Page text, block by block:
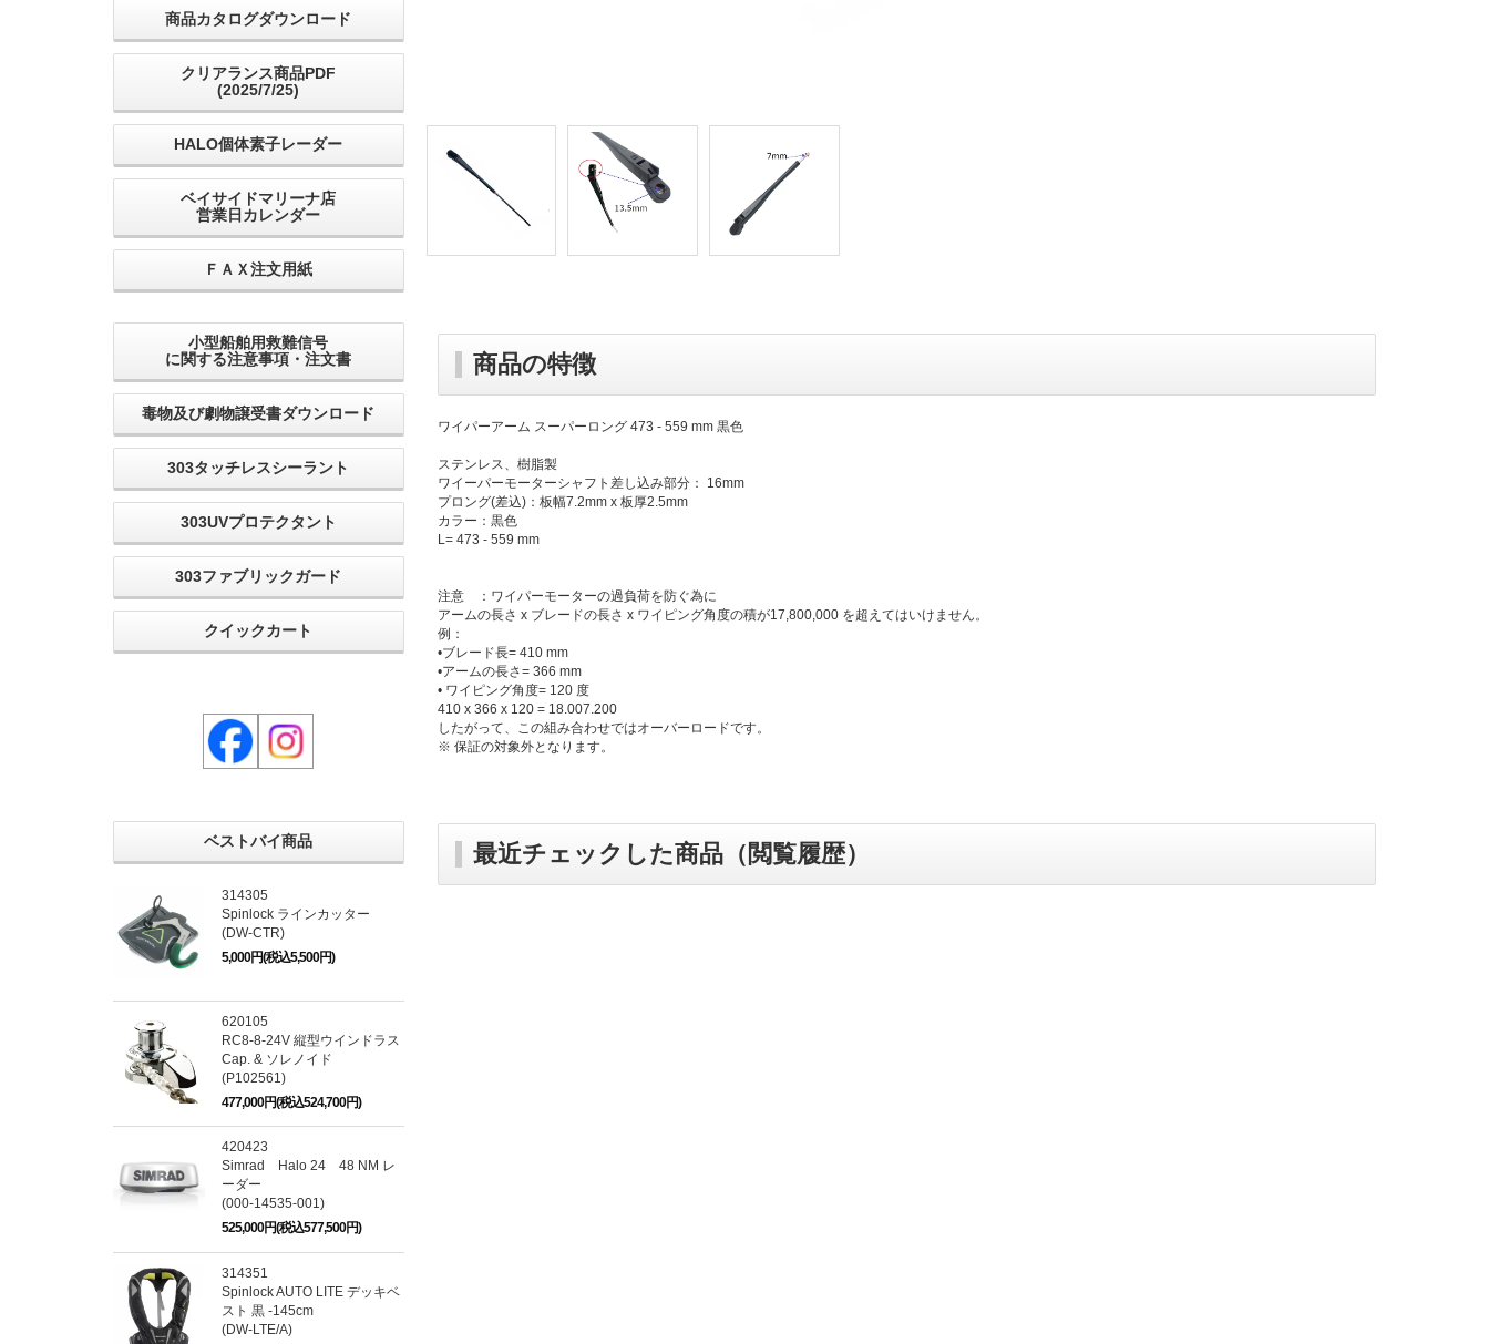
商品の特徴
ワイパーアーム スーパーロング 473 - 559 mm 黒色
ステンレス、樹脂製
ワイーパーモーターシャフト差し込み部分： 16mm
プロング(差込)：板幅7.2mm x 板厚2.5mm
カラー：黒色
L= 473 - 559 mm
注意 ：ワイパーモーターの過負荷を防ぐ為に
アームの長さ x ブレードの長さ x ワイピング角度の積が17,800,000 を超えてはいけません。
例：
•ブレード長= 410 mm
•アームの長さ= 366 mm
• ワイピング角度= 120 度
410 x 366 x 120 = 18.007.200
したがって、この組み合わせではオーバーロードです。
※ 保証の対象外となります。
最近チェックした商品（閲覧履歴）
商品カタログダウンロード
クリアランス商品PDF
(2025/7/25)
HALO個体素子レーダー
ベイサイドマリーナ店
営業日カレンダー
ＦＡＸ注文用紙
小型船舶用救難信号
に関する注意事項・注文書
毒物及び劇物譲受書ダウンロード
303タッチレスシーラント
303UVプロテクタント
303ファブリックガード
クイックカート
ベストバイ商品
314305
Spinlock ラインカッター
(DW-CTR)
5,000円(税込5,500円)
620105
RC8-8-24V 縦型ウインドラス
Cap. & ソレノイド
(P102561)
477,000円(税込524,700円)
420423
Simrad Halo 24 48 NM レ
ーダー
(000-14535-001)
525,000円(税込577,500円)
314351
Spinlock AUTO LITE デッキベ
スト 黒 -145cm
(DW-LTE/A)